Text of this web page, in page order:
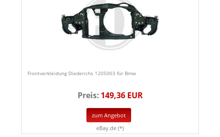
Frontverkleidung Diederichs 1205003 für Bmw
Preis: 149,36 EUR
zum Angebot
eBay.de (*)